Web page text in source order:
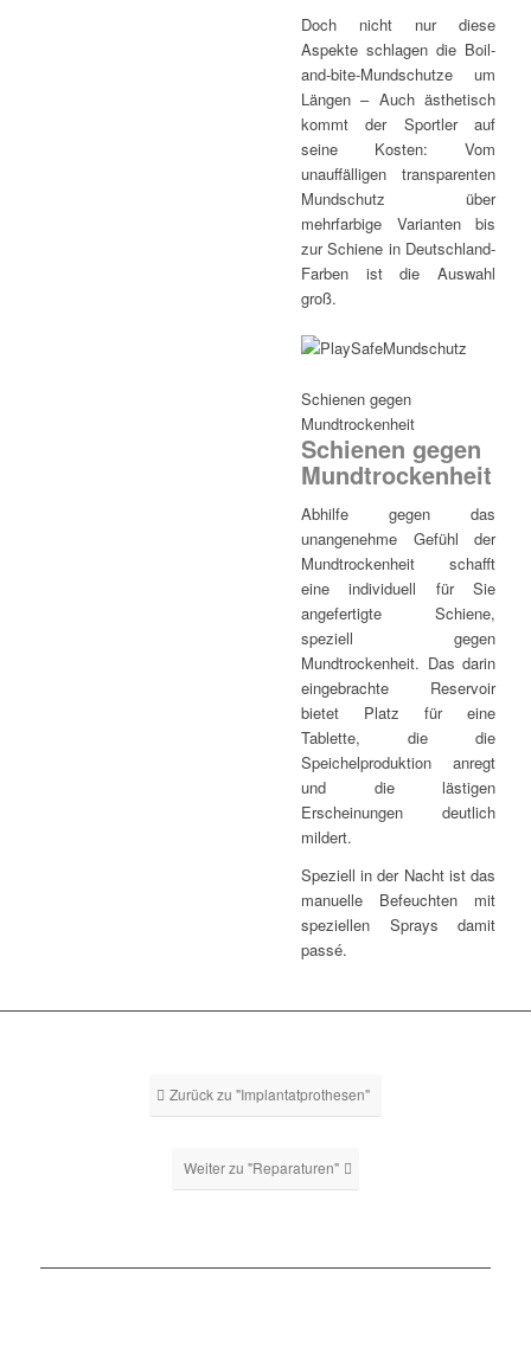
Doch nicht nur diese
Aspekte schlagen die Boil-
and-bite-Mundschutze um
Längen – Auch ästhetisch
kommt der Sportler auf
seine Kosten: Vom
unauffälligen transparenten
Mundschutz über
mehrfarbige Varianten bis
zur Schiene in Deutschland-
Farben ist die Auswahl
groß.
Schienen gegen
Mundtrockenheit
Schienen gegen
Mundtrockenheit
Abhilfe gegen das
unangenehme Gefühl der
Mundtrockenheit schafft
eine individuell für Sie
angefertigte Schiene,
speziell gegen
Mundtrockenheit. Das darin
eingebrachte Reservoir
bietet Platz für eine
Tablette, die die
Speichelproduktion anregt
und die lästigen
Erscheinungen deutlich
mildert.
Speziell in der Nacht ist das
manuelle Befeuchten mit
speziellen Sprays damit
passé.
Zurück zu "Implantatprothesen"
Weiter zu "Reparaturen"